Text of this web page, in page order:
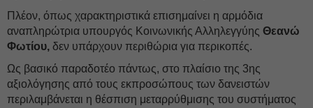
Πλέον, όπως χαρακτηριστικά επισημαίνει η αρμόδια
αναπληρώτρια υπουργός Κοινωνικής Αλληλεγγύης Θεανώ
Φωτίου, δεν υπάρχουν περιθώρια για περικοπές.
Ως βασικό παραδοτέο πάντως, στο πλαίσιο της 3ης
αξιολόγησης από τους εκπροσώπους των δανειστών
περιλαμβάνεται η θέσπιση μεταρρύθμισης του συστήματος